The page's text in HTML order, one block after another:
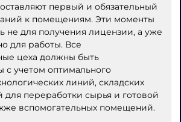
первый и обязательный
к помещениям. Эти моменты
не для получения лицензии, а уже
для работы. Все
цеха должны быть
с учетом оптимального
линий, складских
для переработки сырья и готовой
вспомогательных помещений.